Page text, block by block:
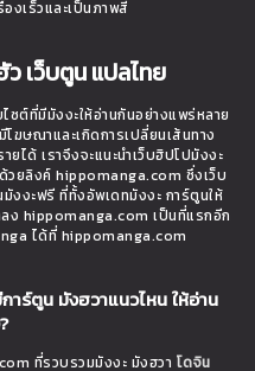
งเร็วและเป็นภาพสี
เว็บตูน แปลไทย
ซต์ที่มีมังงะให้อ่านกันอย่างแพร่หลาย
ฆษณาและเกิดการเปลี่ยนเส้นทาง
ด้ เราจึงจะแนะนำเว็บฮิปโปมังงะ
วยลิงค์ hippomanga.com ซึ่งเว็บ
งงะฟรี ที่ทั้งอัพเดทมังงะ การ์ตูนให้
ง hippomanga.com เป็นที่แรกอีก
ได้ที่ hippomanga.com
าร์ตูน มังฮวาแนวไหน ให้อ่าน
ที่รวบรวมมังงะ มังฮวา โดจิน